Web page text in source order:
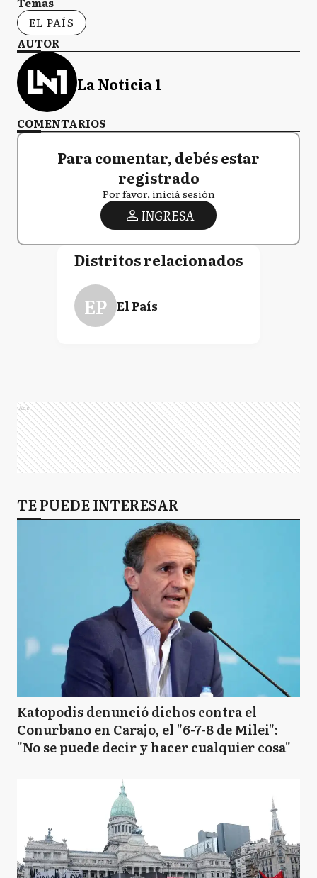
EL PAÍS
AUTOR
La Noticia 1
COMENTARIOS
Para comentar, debés estar
registrado
Por favor, iniciá sesión
INGRESA
Distritos relacionados
EP El País
Ads
TE PUEDE INTERESAR
Katopodis denunció dichos contra el
Conurbano en Carajo, el "6-7-8 de Milei":
"No se puede decir y hacer cualquier cosa"